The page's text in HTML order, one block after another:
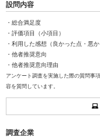
設問内容
・総合満足度
・評価項目（小項目）
・利用した感想（良かった点・悪か
・他者推奨意向
・他者推奨意向理由
アンケート調査を実施した際の質問事
容を質問しています。
調査企業